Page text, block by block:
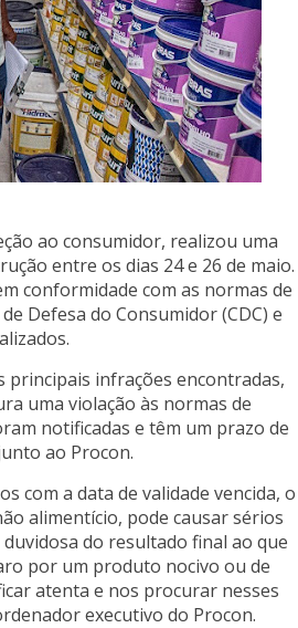
ao consumidor, realizou uma
entre os dias 24 e 26 de maio.
conformidade com as normas de
Defesa do Consumidor (CDC) e
principais infrações encontradas,
uma violação às normas de
notificadas e têm um prazo de
ao Procon.
com a data de validade vencida, o
alimentício, pode causar sérios
do resultado final ao que
por um produto nocivo ou de
atenta e nos procurar nesses
executivo do Procon.